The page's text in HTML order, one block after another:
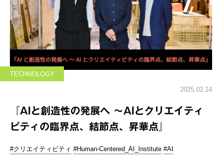
TECHNOLOGY
2025.02.14
『AIと創造性の発展へ ～AIとクリエイティ
ビティの臨界点、結節点、昇華点』
#クリエイティビティ #Human-Centered_AI_Institute #AI